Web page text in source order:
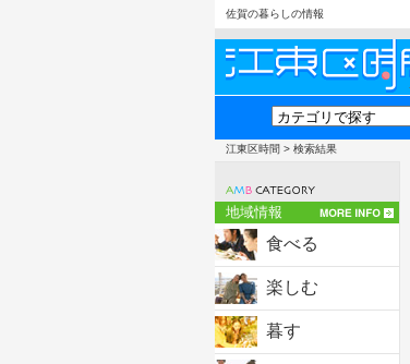
佐賀の暮らしの情報
江東区時間 > 検索結果
地域情報
食べる
楽しむ
暮す